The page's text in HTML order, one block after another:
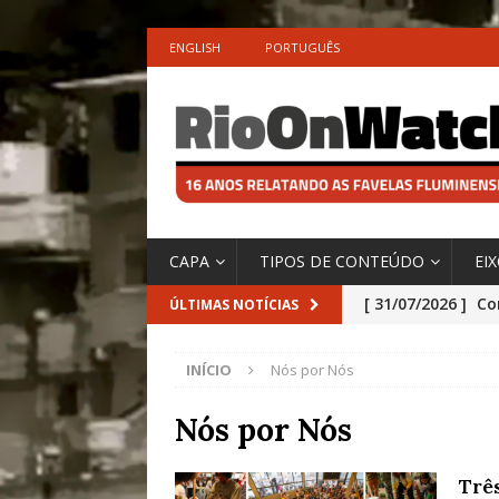
ENGLISH PORTUGUÊS
CAPA TIPOS DE CONTEÚDO
ÚLTIMAS NOTÍCIAS [ 31/07/2026 ]
Especial do
INÍCIO Nós por Nós
Nós por Nós